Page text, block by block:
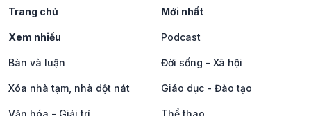
Trang chủ Mới nhất
Xem nhiều Podcast
Bàn và luận Đời sống - Xã hội
Xóa nhà tạm, nhà dột nát Giáo dục - Đào tạo